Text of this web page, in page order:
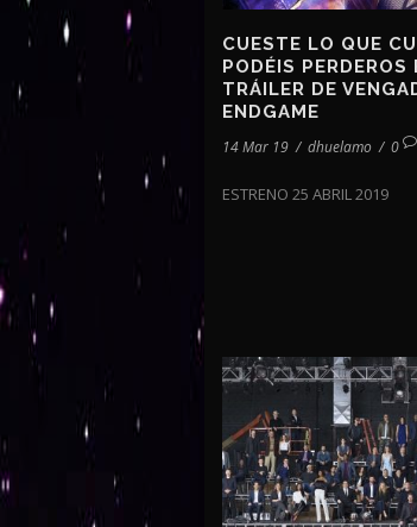
CUESTE LO QUE
PODÉIS PERDEROS
TRÁILER DE
ENDGAME
14 Mar 19 / dhuelamo / 0
ESTRENO 25 ABRIL 2019